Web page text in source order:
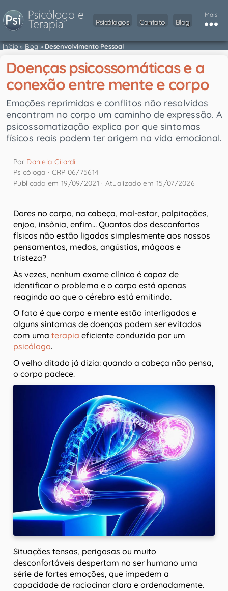
Psicólogos Contato Blog
Mais
Início» Blog»Desenvolvimento Pessoal
Doenças psicossomáticas e a
conexão entre mente e corpo
Emoções reprimidas e conflitos não resolvidos
encontram no corpo um caminho de expressão. A
psicossomatização explica por que sintomas
físicos reais podem ter origem na vida emocional.
Por Daniela Gilardi
Psicóloga · CRP 06/75614
Publicado em 19/09/2021 · Atualizado em 15/07/2026
Dores no corpo, na cabeça, mal-estar, palpitações,
enjoo, insônia, enfim… Quantos dos desconfortos
físicos não estão ligados simplesmente aos nossos
pensamentos, medos, angústias, mágoas e
tristeza?
Às vezes, nenhum exame clínico é capaz de
identificar o problema e o corpo está apenas
reagindo ao que o cérebro está emitindo.
O fato é que corpo e mente estão interligados e
alguns sintomas de doenças podem ser evitados
com uma terapia eficiente conduzida por um
psicólogo.
O velho ditado já dizia: quando a cabeça não pensa,
o corpo padece.
Situações tensas, perigosas ou muito
desconfortáveis despertam no ser humano uma
série de fortes emoções, que impedem a
capacidade de raciocinar clara e ordenadamente.